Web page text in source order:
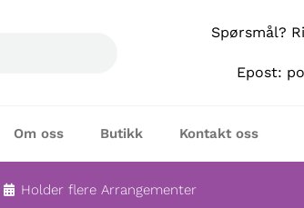
Spørsmål?
Epost:
Om oss Butikk Kontakt oss
Holder flere Arrangementer